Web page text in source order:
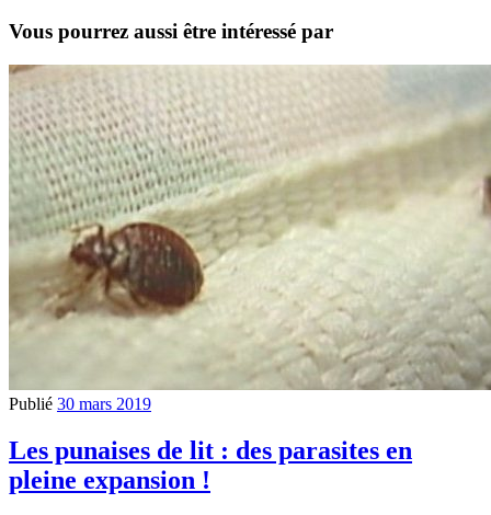
Vous pourrez aussi être intéressé par
Publié 30 mars 2019
Les punaises de lit : des parasites en
pleine expansion !